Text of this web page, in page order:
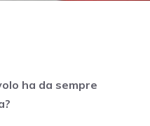
ha da sempre